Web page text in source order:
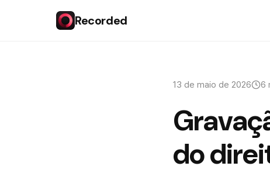
Recorded
13 de maio de 2026 6
do